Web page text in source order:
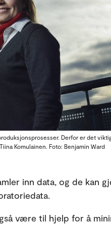
Derfor er det
Komulainen. Foto: Benjamin Ward
inn data, og de kan
være til hjelp for å